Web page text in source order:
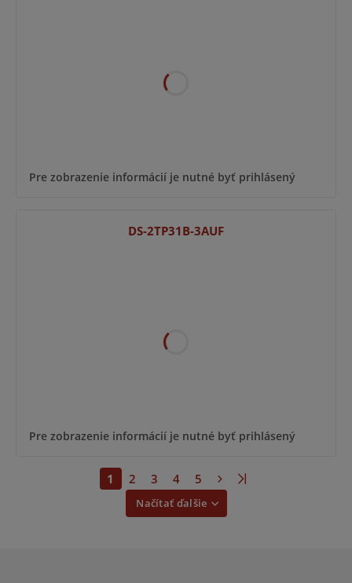
Pre zobrazenie informácií je nutné byť prihlásený
DS-2TP31B-3AUF
Pre zobrazenie informácií je nutné byť prihlásený
Načítať ďalšie
1 2 3 4 5